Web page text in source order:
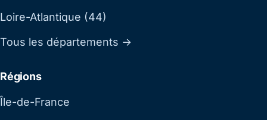
Loire-Atlantique (44)
Tous les départements →
Régions
Île-de-France